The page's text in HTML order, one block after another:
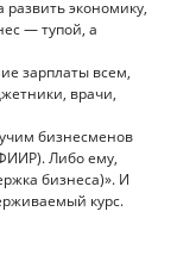
экономику,
— тупой, а
зарплаты всем,
врачи,
бизнесменов
Либо ему,
бизнеса)». И
курс.